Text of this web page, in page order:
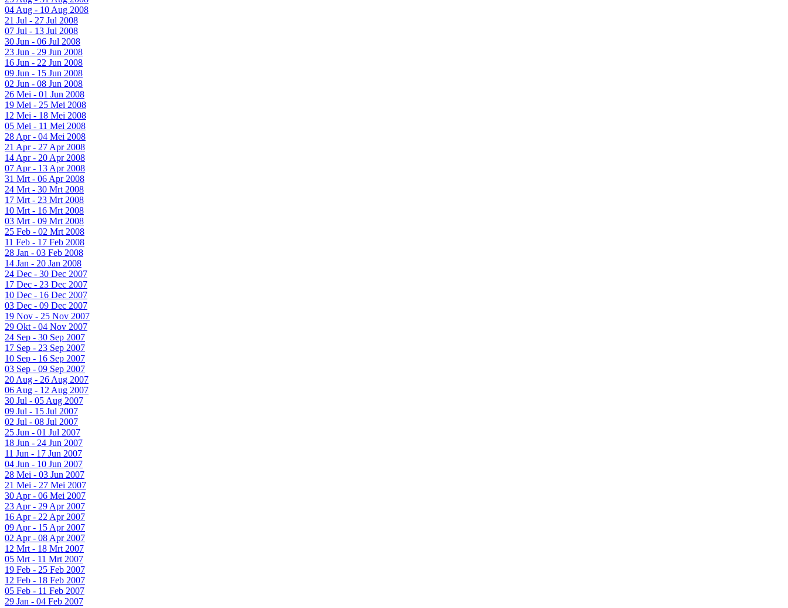
04 Aug - 10 Aug 2008
21 Jul - 27 Jul 2008
07 Jul - 13 Jul 2008
30 Jun - 06 Jul 2008
23 Jun - 29 Jun 2008
16 Jun - 22 Jun 2008
09 Jun - 15 Jun 2008
02 Jun - 08 Jun 2008
26 Mei - 01 Jun 2008
19 Mei - 25 Mei 2008
12 Mei - 18 Mei 2008
05 Mei - 11 Mei 2008
28 Apr - 04 Mei 2008
21 Apr - 27 Apr 2008
14 Apr - 20 Apr 2008
07 Apr - 13 Apr 2008
31 Mrt - 06 Apr 2008
24 Mrt - 30 Mrt 2008
17 Mrt - 23 Mrt 2008
10 Mrt - 16 Mrt 2008
03 Mrt - 09 Mrt 2008
25 Feb - 02 Mrt 2008
11 Feb - 17 Feb 2008
28 Jan - 03 Feb 2008
14 Jan - 20 Jan 2008
24 Dec - 30 Dec 2007
17 Dec - 23 Dec 2007
10 Dec - 16 Dec 2007
03 Dec - 09 Dec 2007
19 Nov - 25 Nov 2007
29 Okt - 04 Nov 2007
24 Sep - 30 Sep 2007
17 Sep - 23 Sep 2007
10 Sep - 16 Sep 2007
03 Sep - 09 Sep 2007
20 Aug - 26 Aug 2007
06 Aug - 12 Aug 2007
30 Jul - 05 Aug 2007
09 Jul - 15 Jul 2007
02 Jul - 08 Jul 2007
25 Jun - 01 Jul 2007
18 Jun - 24 Jun 2007
11 Jun - 17 Jun 2007
04 Jun - 10 Jun 2007
28 Mei - 03 Jun 2007
21 Mei - 27 Mei 2007
30 Apr - 06 Mei 2007
23 Apr - 29 Apr 2007
16 Apr - 22 Apr 2007
09 Apr - 15 Apr 2007
02 Apr - 08 Apr 2007
12 Mrt - 18 Mrt 2007
05 Mrt - 11 Mrt 2007
19 Feb - 25 Feb 2007
12 Feb - 18 Feb 2007
05 Feb - 11 Feb 2007
29 Jan - 04 Feb 2007